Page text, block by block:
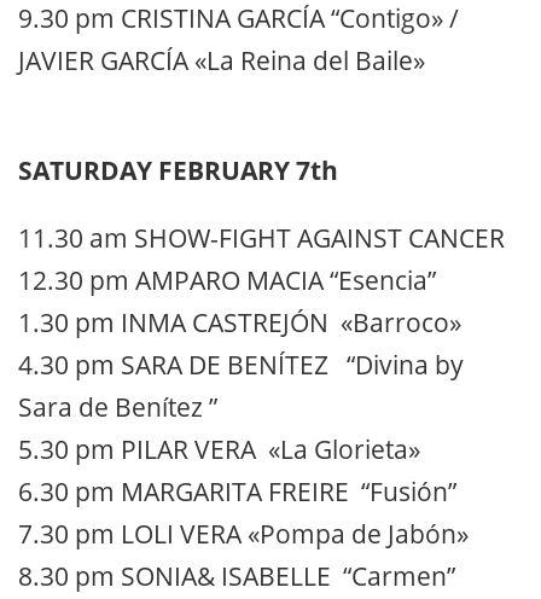
9.30 pm CRISTINA GARCÍA “Contigo» /
JAVIER GARCÍA «La Reina del Baile»
SATURDAY FEBRUARY 7th
11.30 am SHOW-FIGHT AGAINST CANCER
12.30 pm AMPARO MACIA “Esencia”
1.30 pm INMA CASTREJÓN «Barroco»
4.30 pm SARA DE BENÍTEZ “Divina by
Sara de Benítez ”
5.30 pm PILAR VERA «La Glorieta»
6.30 pm MARGARITA FREIRE “Fusión”
7.30 pm LOLI VERA «Pompa de Jabón»
8.30 pm SONIA& ISABELLE “Carmen”